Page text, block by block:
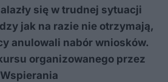
się w trudnej sytuacji
jak na razie nie otrzymają,
anulowali nabór wniosków.
organizowanego przez